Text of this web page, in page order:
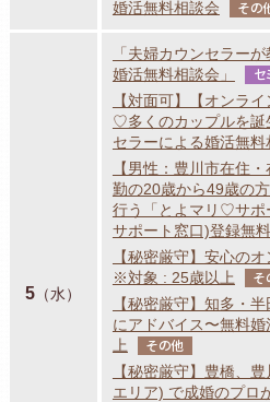
婚活無料相談会 その
5 （水）
「夫婦カウンセラー
婚活無料相談会」
セ
【対面可】【オンラ
♡多くのカップルを誕
セラーによる婚活無料
【男性：豊川市在住
勤の20歳から49歳の
行う「とよマリ♡サポ
サポート窓口)登録無料
【秘密厳守】安心の
※対象 : 25歳以上
そ
【秘密厳守】知多・
にアドバイス〜無料
上
その他
【秘密厳守】豊橋、
エリア) で成婚のプロ